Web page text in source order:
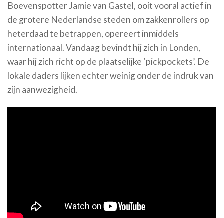
Boevenspotter Jamie van Gastel, ooit vooral actief in
de grotere Nederlandse steden om zakkenrollers op
heterdaad te betrappen, opereert inmiddels
internationaal. Vandaag bevindt hij zich in Londen,
waar hij zich richt op de plaatselijke ‘pickpockets’. De
lokale daders lijken echter weinig onder de indruk van
zijn aanwezigheid.